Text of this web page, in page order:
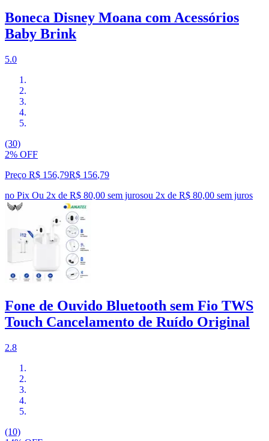
Boneca Disney Moana com Acessórios
Baby Brink
5.0
(30)
2% OFF
Preço R$ 156,79R$ 156,79
no Pix Ou 2x de R$ 80,00 sem jurosou 2x de R$ 80,00 sem juros
Fone de Ouvido Bluetooth sem Fio TWS
Touch Cancelamento de Ruído Original
2.8
(10)